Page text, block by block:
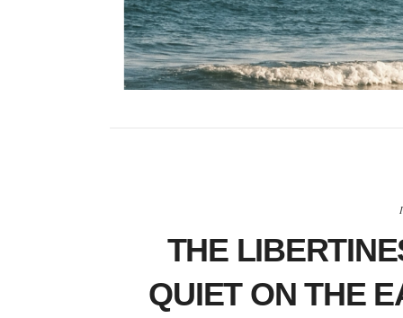
THE
QUIET ON THE